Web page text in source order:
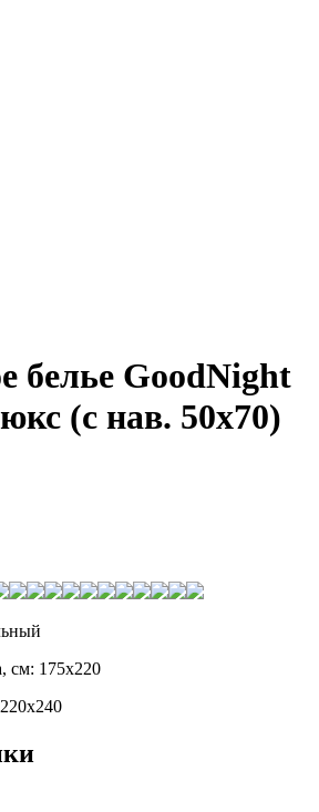
белье GoodNight
(с нав. 50х70)
см: 175х220